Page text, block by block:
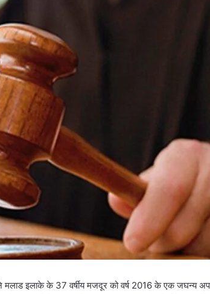
इलाके के 37 वर्षीय मजदूर को वर्ष 2016 के एक जघन्य